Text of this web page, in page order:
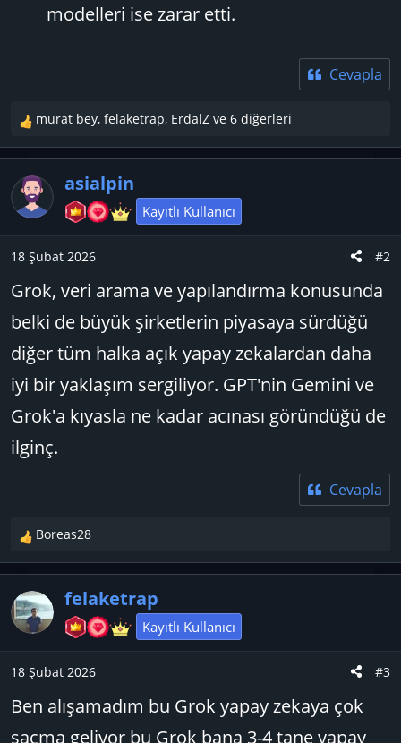
modelleri ise zarar etti.
Cevapla
T
e
p
k
l
e
r
murat bey, felaketrap, ErdalZ ve 6 diğerleri
asialpin
Kayıtlı Kullanıcı
18 Şubat 2026 #2
Grok, veri arama ve yapılandırma konusunda
belki de büyük şirketlerin piyasaya sürdüğü
diğer tüm halka açık yapay zekalardan daha
iyi bir yaklaşım sergiliyor. GPT'nin Gemini ve
Grok'a kıyasla ne kadar acınası göründüğü de
ilginç.
Cevapla
T
e
p
k
i
l
e
r
Boreas28
felaketrap
Kayıtlı Kullanıcı
18 Şubat 2026 #3
Ben alışamadım bu Grok yapay zekaya çok
saçma geliyor bu Grok bana 3-4 tane yapay